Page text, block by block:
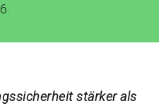
stärker als